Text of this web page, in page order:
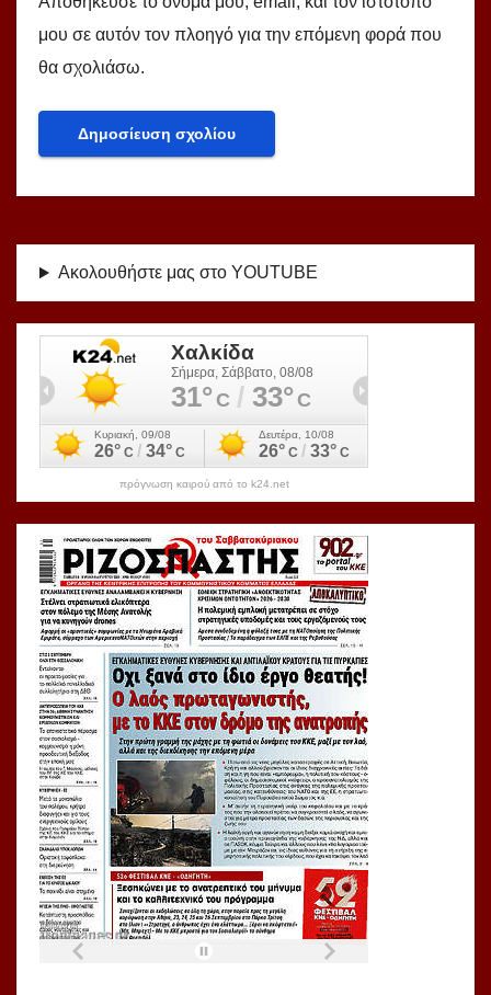
μου σε αυτόν τον πλοηγό για την επόμενη φορά που
θα σχολιάσω.
Ακολουθήστε μας στο YOUTUBE
πρόγνωση καιρού από το k24.net